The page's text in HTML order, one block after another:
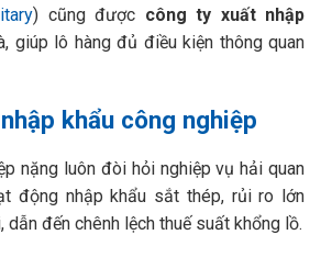
) cũng được công ty xuất nhập
giúp lô hàng đủ điều kiện thông quan
khẩu công nghiệp
nặng luôn đòi hỏi nghiệp vụ hải quan
động nhập khẩu sắt thép, rủi ro lớn
dẫn đến chênh lệch thuế suất khổng lồ.